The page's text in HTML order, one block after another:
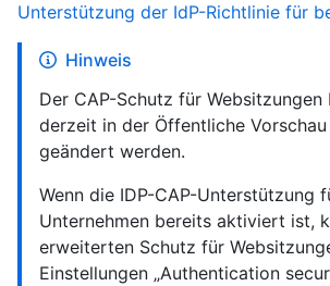
Unterstützung der IdP-Richtlinie für
Hinweis
Der CAP-Schutz für
derzeit in der Öffentliche
geändert werden.
Wenn die IDP-CAP-Unterstützung
Unternehmen bereits aktiviert ist,
erweiterten Schutz für
Einstellungen „Authentication